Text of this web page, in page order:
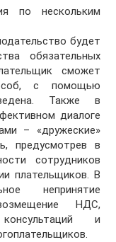
по нескольким
будет
обязательных
сможет
с помощью
Также в
диалоге
– «дружеские»
предусмотрев в
сотрудников
плательщиков. В
непринятие
НДС,
и